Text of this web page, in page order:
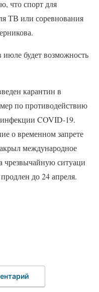
что спорт для
ТВ или соревнования
будет возможность
карантин в
по противодействию
COVID-19.
о временном запрете
международное
чрезвычайную ситуаци
до 24 апреля.